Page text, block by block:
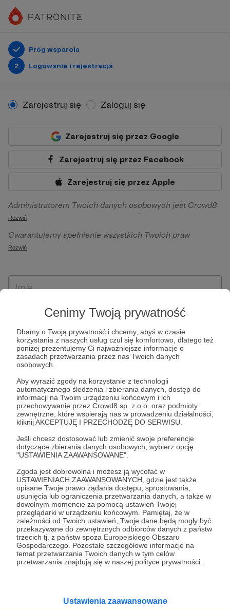
Cenimy Twoją prywatność
Dbamy o Twoją prywatność i chcemy, abyś w czasie
korzystania z naszych usług czuł się komfortowo, dlatego też
poniżej prezentujemy Ci najważniejsze informacje o
zasadach przetwarzania przez nas Twoich danych
osobowych.
Aby wyrazić zgody na korzystanie z technologii
automatycznego śledzenia i zbierania danych, dostęp do
informacji na Twoim urządzeniu końcowym i ich
przechowywanie przez Crowd8 sp. z o.o. oraz podmioty
zewnętrzne, które wspierają nas w prowadzeniu działalności,
kliknij AKCEPTUJĘ I PRZECHODZĘ DO SERWISU.
Jeśli chcesz dostosować lub zmienić swoje preferencje
dotyczące zbierania danych osobowych, wybierz opcję
"USTAWIENIA ZAAWANSOWANE".
Zgoda jest dobrowolna i możesz ją wycofać w
USTAWIENIACH ZAAWANSOWANYCH, gdzie jest także
opisane Twoje prawo żądania dostępu, sprostowania,
usunięcia lub ograniczenia przetwarzania danych, a także w
dowolnym momencie za pomocą ustawień Twojej
przeglądarki w urządzeniu końcowym. Pamiętaj, że w
zależności od Twoich ustawień, Twoje dane będą mogły być
przekazywane do zewnętrznych odbiorców danych z państw
trzecich tj. z państw spoza Europejskiego Obszaru
Gospodarczego. Pozostałe szczegółowe informacje na
temat przetwarzania Twoich danych w tym celów
przetwarzania znajdują się w naszej polityce prywatności.
Ustawienia zaawansowane
Próg wsparcia
2
Logowanie i rejestracja
Zarejestruj się Zaloguj się
Zarejestruj się przez Google
Zarejestruj się przez Facebook
Zarejestruj się przez Apple
Administratorem Twoich danych osobowych jest Crowd8
sp. z o.o. z siedziba w Warszawie, ul. Żwirki i Wigury 16, 02-
092 Warszawa. Twoje dane osobowe będą przetwarzane w
szczególności w celu wykonania umowy zawartej z Tobą, w
Patronite.pl, w tym możliwości dokonywania oraz
otrzymywania wsparcia na naszej platformie oraz
Rozwiń
Gwarantujemy spełnienie wszystkich Twoich praw
wynikających z ogólnego rozporządzenia o ochronie
ich przenoszenia, niepodlegania zautomatyzowanemu
wyrażenia sprzeciwu wobec przetwarzania Twoich danych
osobowych. Rejestracja dla osób niepełnoletnich możliwa
jest po przekazaniu podpisanego formularza "Zgodna na
założenie konta przez osobę niepełnoletnią", formularz
dostępny jest na stronie regulaminu Patronite.pl.
Rozwiń
* Zapoznałem się i akceptujęRegulaminserwisu oraz
* Wyrażam zgodę na przetwarzanie moich danych
osobowych podanych w formularzu rejestracyjnym w celu
prawidłowego świadczenia usług serwisu Patronite.
Wyrażam zgodę na otrzymywanie drogą elektroniczną
informacji handlowych - newslettera. Opcja ta może zostać
zmieniona w ustawieniach konta.